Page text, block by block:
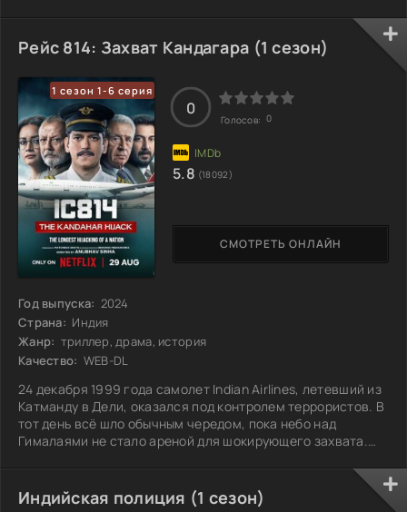
обретает внутреннюю силу, чтобы строить новую жизнь,
отличающуюся от прежней. Ей предстоит научиться
доверять незнакомцам, находить друзей среди тех, кого
раньше не замечала, и открывать в себе неожиданные
качества. Каждое испытание становится уроком, который
Рейс 814: Захват Кандагара (1 сезон)
1 сезон 1-6 серия
Год выпуска: 2024
Страна: Индия
Жанр: триллер, драма, история
Качество: WEB-DL
24 декабря 1999 года самолет Indian Airlines, летевший из
Катманду в Дели, оказался под контролем террористов. В
тот день всё шло обычным чередом, пока небо над
Гималаями не стало ареной для шокирующего захвата.
правительством затянулись, и пассажиры жили в
СМОТРЕТЬ ОНЛАЙН
0
Голосов: 0
5.8 (18092)
Индийская полиция (1 сезон)